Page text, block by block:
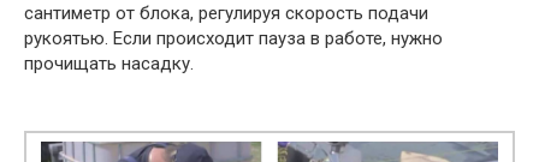
сантиметр от блока, регулируя скорость подачи
рукоятью. Если происходит пауза в работе, нужно
прочищать насадку.